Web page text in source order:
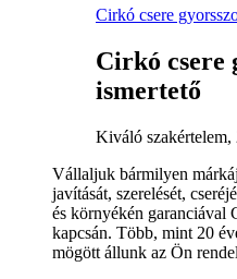
Cirkó csere
Cirkó csere
ismertető
Kiváló szakértelem,
Vállaljuk bármilyen
javítását, szerelését,
és környékén garanciával
kapcsán. Több, mint 20
mögött állunk az Ön